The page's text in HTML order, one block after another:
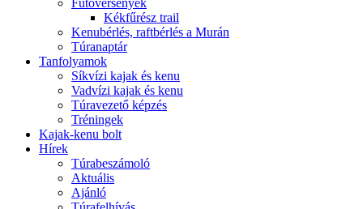
Kékfűrész trail
Kenubérlés, raftbérlés a Murán
Túranaptár
Tanfolyamok
Síkvízi kajak és kenu
Vadvízi kajak és kenu
Túravezető képzés
Tréningek
Kajak-kenu bolt
Hírek
Túrabeszámoló
Aktuális
Ajánló